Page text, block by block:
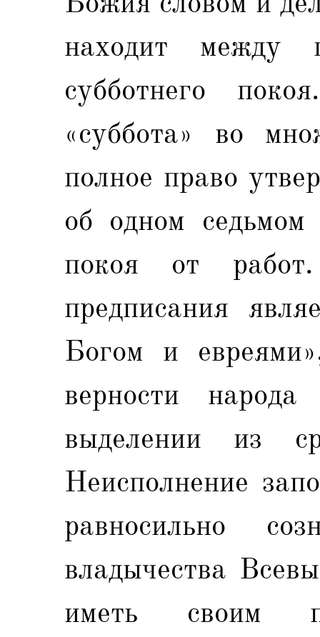
находит между
субботнего
«суббота» во
полное право
об одном
покоя от
предписания
Богом и
верности
выделении из
Неисполнение
равносильно
владычества
иметь своим